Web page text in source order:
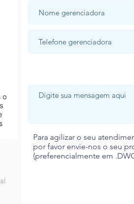
Para agilizar o seu
por favor envie-nos o seu
(preferencialmente em